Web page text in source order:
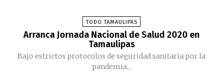
TODO TAMAULIPAS
Arranca Jornada Nacional de Salud 2020 en
Tamaulipas
Bajo estrictos protocolos de seguridad sanitaria por la
pandemia...